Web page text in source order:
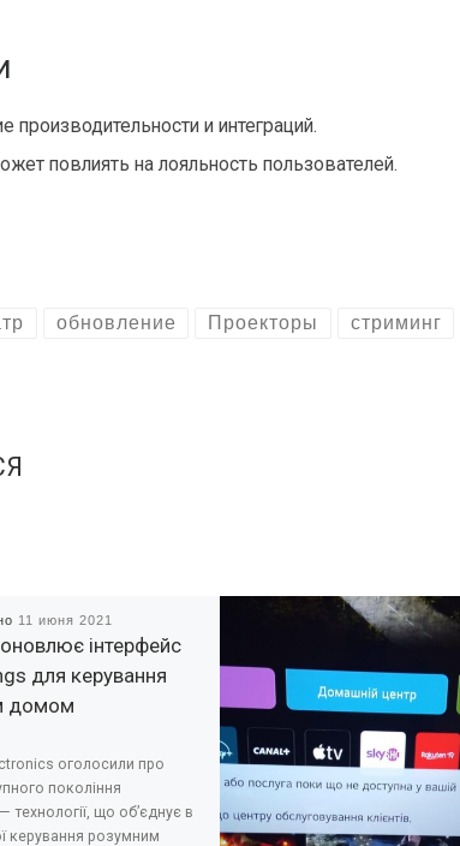
производительности и интеграций.
повлиять на лояльность пользователей.
обновление Проекторы стриминг
11 июня 2021
інтерфейс
для керування
домом
оголосили про
покоління
технології, що об’єднує в
керування розумним